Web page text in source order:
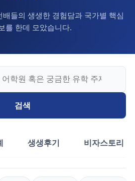
들의 생생한 경험담과 국가별 핵심
를 한데 모았습니다.
검색
생생후기 비자스토리